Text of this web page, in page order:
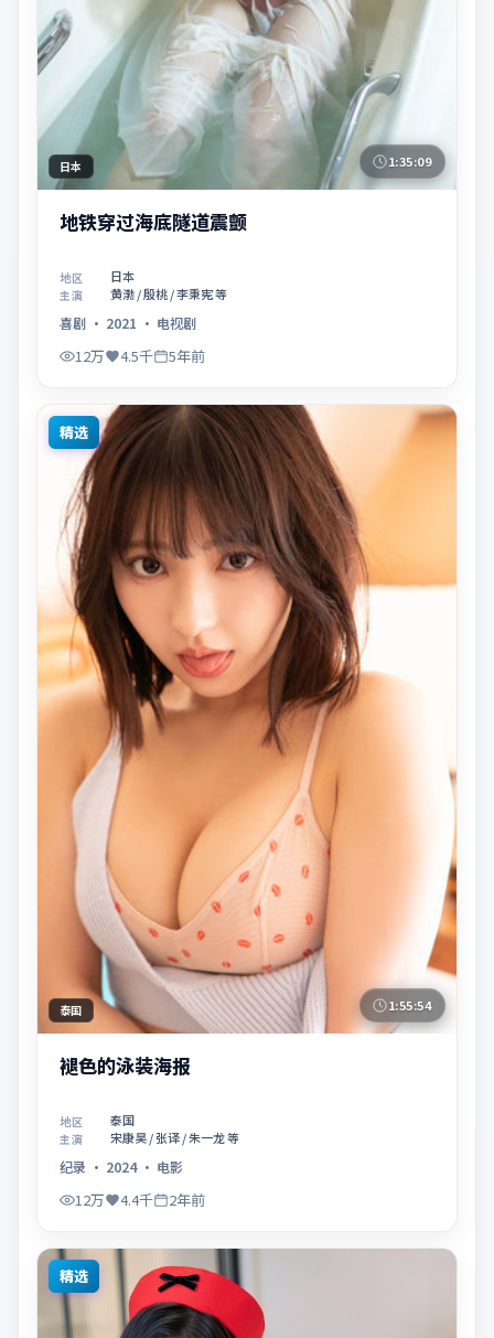
日本 1:35:09
地铁穿过海底隧道震颤
地区 日本
主演 黄渤 / 殷桃 / 李秉宪 等
喜剧 · 2021 · 电视剧
12万 4.5千 5年前
精选
泰国 1:55:54
褪色的泳装海报
地区 泰国
主演 宋康昊 / 张译 / 朱一龙 等
纪录 · 2024· 电影
12万 4.4千 2年前
精选